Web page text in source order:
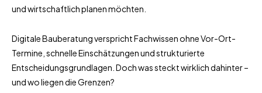
und wirtschaftlich planen möchten.
Digitale Bauberatung verspricht Fachwissen ohne Vor-Ort-
Termine, schnelle Einschätzungen und strukturierte
Entscheidungsgrundlagen. Doch was steckt wirklich dahinter –
und wo liegen die Grenzen?